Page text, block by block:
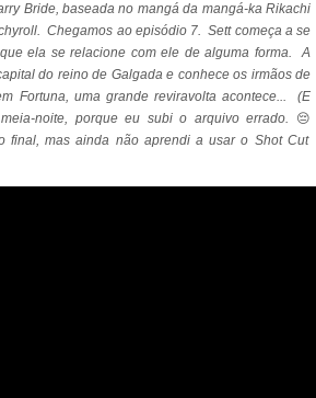
Bride, baseada no mangá da mangá-ka Rikachi
Chegamos ao episódio 7. Sett começa a se
ela se relacione com ele de alguma forma. A
do reino de Galgada e conhece os irmãos de
Fortuna, uma grande reviravolta acontece... (E
noite, porque eu subi o arquivo errado. 😔
final, mas ainda não aprendi a usar o Shot Cut